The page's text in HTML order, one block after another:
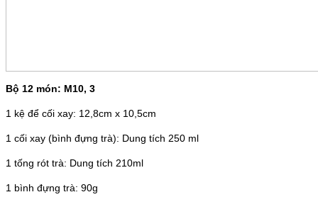
Bộ 12 món: M10, 3
1 kệ để cối xay: 12,8cm x 10,5cm
1 cối xay (bình đựng trà): Dung tích 250 ml
1 tống rót trà: Dung tích 210ml
1 bình đựng trà: 90g